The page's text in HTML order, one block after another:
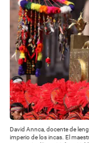
David Annca, docente de
imperio de los incas. El